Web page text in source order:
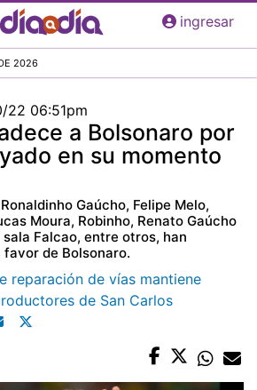
Pasar
al
principal
ingresar
2026
22 06:51pm
a Bolsonaro por
en su momento
Gaúcho, Felipe Melo,
Moura, Robinho, Renato Gaúcho
Falcao, entre otros, han
de Bolsonaro.
reparación de vías mantiene
de San Carlos